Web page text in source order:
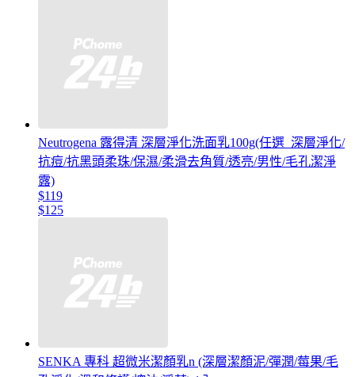
Neutrogena 露得清 深層淨化洗面乳100g(任選_深層淨化/
抗痘/抗黑頭柔珠/保濕/柔滑去角質/透亮/男性/毛孔潔淨
露)
$119
$125
SENKA 專科 超微米潔顏乳n (深層潔顏泥/彈潤/莓果/毛